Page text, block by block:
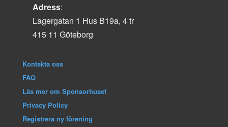
Adress:
Lagergatan 1 Hus B19a, 4 tr
415 11 Göteborg
Kontakta oss
FAQ
Läs mer om Sponsorhuset
Privacy Policy
Registrera ny förening